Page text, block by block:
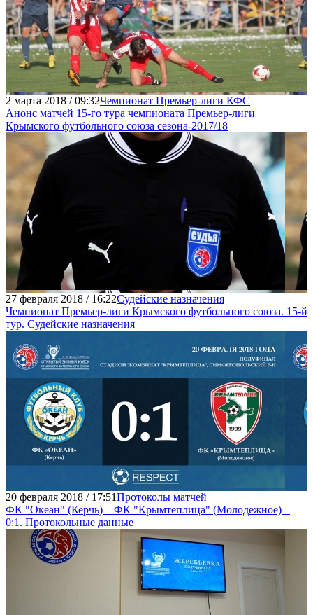
2 марта 2018 / 09:32Чемпионат Премьер-лиги КФС
Анонс матчей 15-го тура чемпионата Премьер-лиги
Крымского футбольного союза сезона-2017/18
27 февраля 2018 / 16:22Судейские назначения
Чемпионат Премьер-лиги Крымского футбольного союза. 15-й
тур. Судейские назначения
20 февраля 2018 / 17:51Протоколы матчей
ФК "Океан" (Керчь) – ФК "Крымтеплица" (Молодежное) –
0:1. Протокольные данные